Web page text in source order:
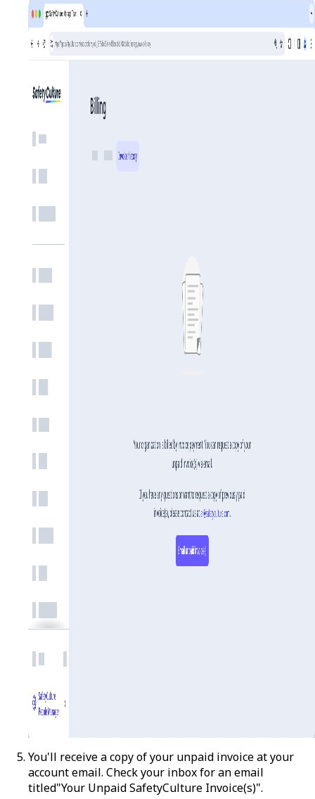
You'll receive a copy of your unpaid invoice at your
account email. Check your inbox for an email
titled"Your Unpaid SafetyCulture Invoice(s)".